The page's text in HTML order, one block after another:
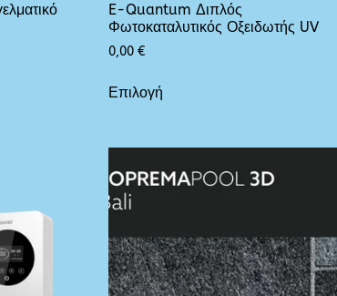
E-Quantum Διπλός
Φωτοκαταλυτικός Οξειδωτής UV
0,00€
Επιλογή